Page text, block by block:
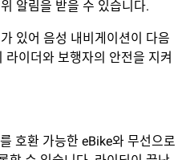
알림을 받을 수 있습니다.
있어 음성 내비게이션이 다음
이더와 보행자의 안전을 지켜
호환 가능한 eBike와 무선으로